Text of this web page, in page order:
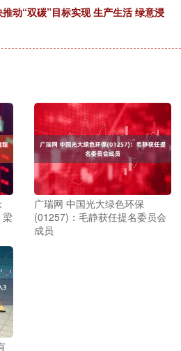
动“双碳”目标实现 生产生活 绿意浸
广瑞网 中国光大绿色环保
(01257)：毛静获任提名委员会
成员